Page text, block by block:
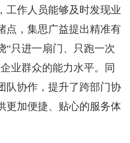
工作人员能够及时发现业
点，集思广益提出精准有
“只进一扇门、只跑一次
业群众的能力水平。同
队协作，提升了跨部门协
更加便捷、贴心的服务体